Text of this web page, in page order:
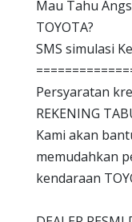
Mau Tahu
TOYOTA?
SMS simulasi
Persyaratan
REKENING
Kami akan
memudahkan
kendaraan